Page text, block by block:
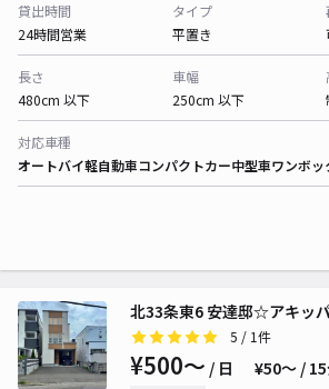
貸出時間
24時間営業
タイプ
平置き
長さ
480cm 以下
車幅
250cm 以下
対応車種
オートバイ軽自動車コンパクトカー中型車ワンボッ
北33条東6 安達邸☆アキッ
5 / 1件
¥500〜 / 日 ¥50〜 /